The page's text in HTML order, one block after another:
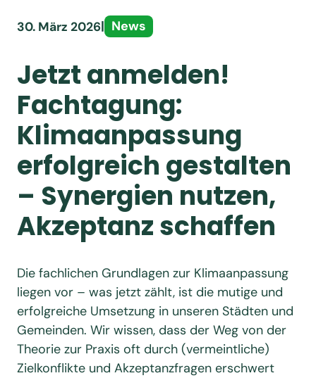
30. März 2026| News
Jetzt anmelden!
Fachtagung:
Klimaanpassung
erfolgreich gestalten
– Synergien nutzen,
Akzeptanz schaffen
Die fachlichen Grundlagen zur Klimaanpassung
liegen vor – was jetzt zählt, ist die mutige und
erfolgreiche Umsetzung in unseren Städten und
Gemeinden. Wir wissen, dass der Weg von der
Theorie zur Praxis oft durch (vermeintliche)
Zielkonflikte und Akzeptanzfragen erschwert